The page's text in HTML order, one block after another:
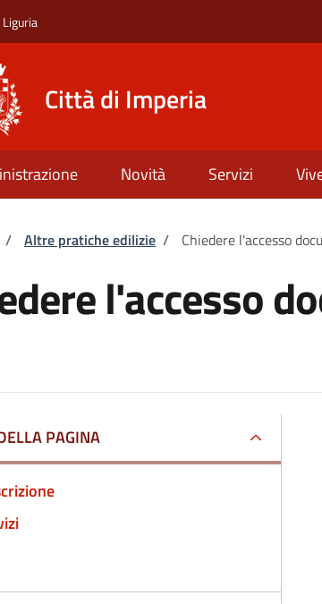
Città di Imperia
Novità Servizi
di pane
/ Altre pratiche edilizie / Chiedere l'accesso
l'accesso
PAGINA